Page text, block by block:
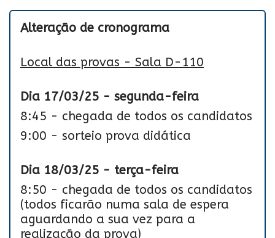
Alteração de cronograma
Local das provas - Sala D-110
Dia 17/03/25 - segunda-feira
8:45 - chegada de todos os candidatos
9:00 - sorteio prova didática
Dia 18/03/25 - terça-feira
8:50 - chegada de todos os candidatos
(todos ficarão numa sala de espera
aguardando a sua vez para a
realização da prova)